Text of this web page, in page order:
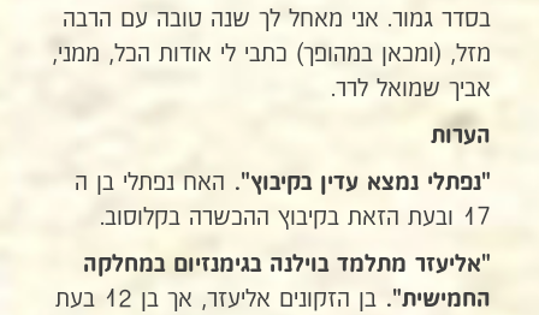
בסדר גמור. אני מאחל לך שנה טובה עם הרבה
מזל, (ומכאן במהופך) כתבי לי אודות הכל, ממני,
אביך שמואל לרר.
הערות
"נפתלי נמצא עדין בקיבוץ". האח נפתלי בן ה
17 ובעת הזאת בקיבוץ ההכשרה בקלוסוב.
"אליעזר מתלמד בוילנה בגימנזיום במחלקה
החמישית".
בן הזקונים אליעזר, אך בן 12 בעת